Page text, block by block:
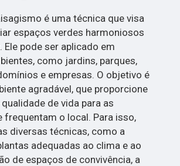
é uma técnica que visa
espaços verdes harmoniosos
Ele pode ser aplicado em
como jardins, parques,
e empresas. O objetivo é
agradável, que proporcione
de vida para as
frequentam o local. Para isso,
diversas técnicas, como a
adequadas ao clima e ao
de espaços de convivência, a